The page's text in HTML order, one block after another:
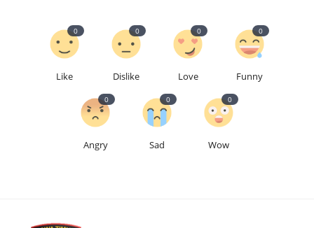
Like
0
Dislike
0
Love
0
Funny
0
Angry
0
Sad
0
Wow
0